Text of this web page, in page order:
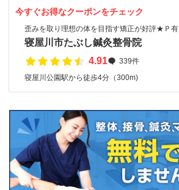
今すぐお得なクーポンをチェック
歪みを取り理想の体を目指す矯正が好評★Ｐ
寝屋川市たぶし鍼灸整骨院
4.91
339件
寝屋川公園駅から徒歩4分（300m)